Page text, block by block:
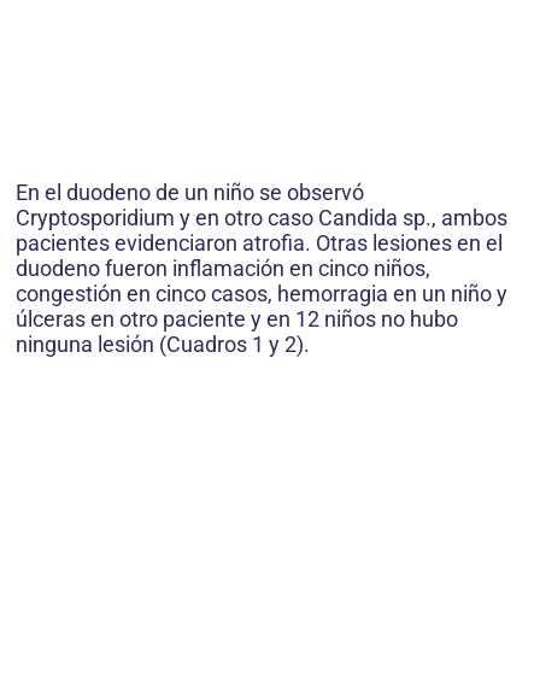
En el duodeno de un niño se observó
Cryptosporidium y en otro caso Candida sp., ambos
pacientes evidenciaron atrofia. Otras lesiones en el
duodeno fueron inflamación en cinco niños,
congestión en cinco casos, hemorragia en un niño y
úlceras en otro paciente y en 12 niños no hubo
ninguna lesión (Cuadros 1 y 2).